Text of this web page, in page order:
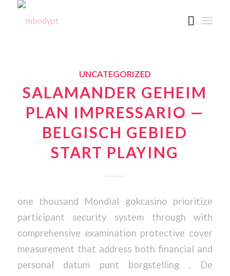
UNCATEGORIZED
SALAMANDER GEHEIM
PLAN IMPRESSARIO —
BELGISCH GEBIED
START PLAYING
one thousand Mondial gokcasino prioritize
participant security system through with
comprehensive examination protective cover
measurement that address both financial and
personal datum punt borgstelling . De